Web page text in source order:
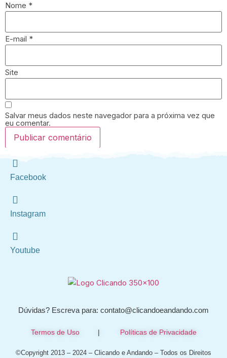
Nome *
E-mail *
Site
Salvar meus dados neste navegador para a próxima vez que
eu comentar.
Facebook
Instagram
Youtube
Dúvidas? Escreva para: contato@clicandoeandando.com
Termos de Uso| Políticas de Privacidade
©Copyright 2013 – 2024 – Clicando e Andando – Todos os Direitos